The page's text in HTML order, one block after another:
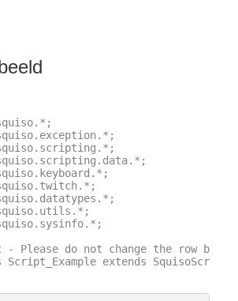
- Please do not change the row
extends SquisoScript